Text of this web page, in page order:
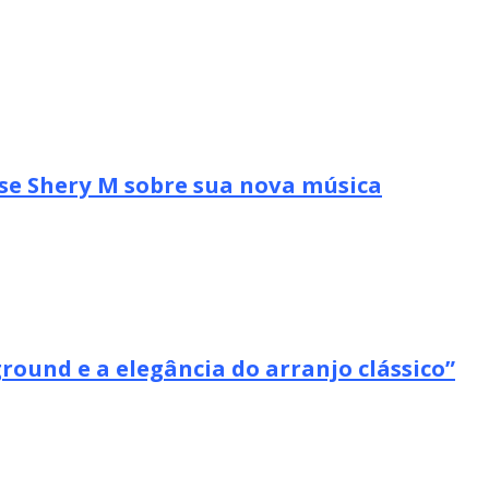
Shery M sobre sua nova música
e a elegância do arranjo clássico”